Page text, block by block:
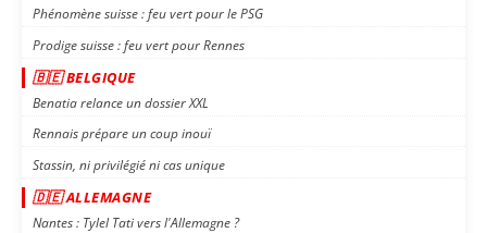
Phénomène suisse : feu vert pour le PSG
Prodige suisse : feu vert pour Rennes
🇧🇪 BELGIQUE
Benatia relance un dossier XXL
Rennais prépare un coup inouï
Stassin, ni privilégié ni cas unique
🇩🇪 ALLEMAGNE
Nantes : Tylel Tati vers l'Allemagne ?